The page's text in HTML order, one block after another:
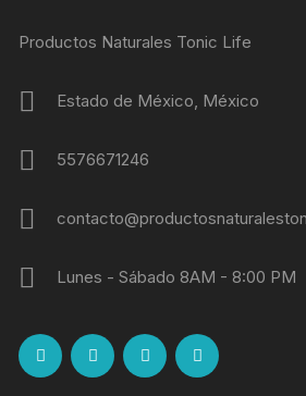
Productos Naturales Tonic Life
Estado de México, México
5576671246
Lunes - Sábado 8AM - 8:00 PM